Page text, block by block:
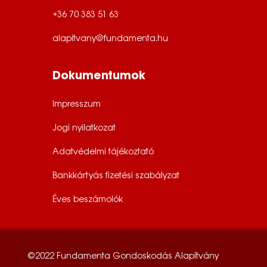
+36 70 383 51 63
alapitvany@fundamenta.hu
Dokumentumok
Impresszum
Jogi nyilatkozat
Adatvédelmi tájékoztató
Bankkártyás fizetési szabályzat
Éves beszámolók
©2022 Fundamenta Gondoskodás Alapítvány